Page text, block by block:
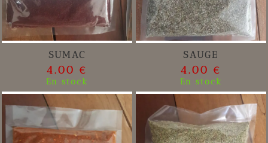
SUMAC
4.00 €
En stock
SAUGE
4.00 €
En stock